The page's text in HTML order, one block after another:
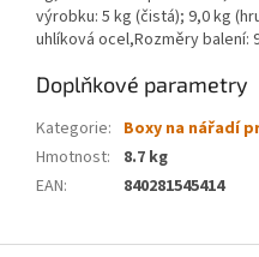
výrobku: 5 kg (čistá); 9,0 kg
uhlíková ocel,Rozměry balení:
Doplňkové parametry
Kategorie: Boxy na nářadí
Hmotnost:
8.7 kg
EAN: 840281545414